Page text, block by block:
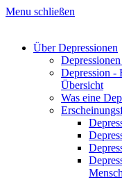
Menu schließen
Über Depressionen
Depression -
Übersicht
Was eine